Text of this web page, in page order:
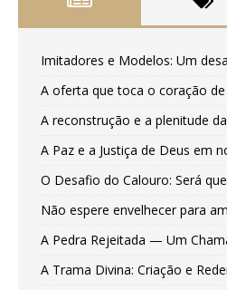
Imitadores e Modelos: Um
A oferta que toca o coração de
A reconstrução e a plenitude
A Paz e a Justiça de Deus em
O Desafio do Calouro: Será
Não espere envelhecer para
A Pedra Rejeitada — Um
A Trama Divina: Criação e